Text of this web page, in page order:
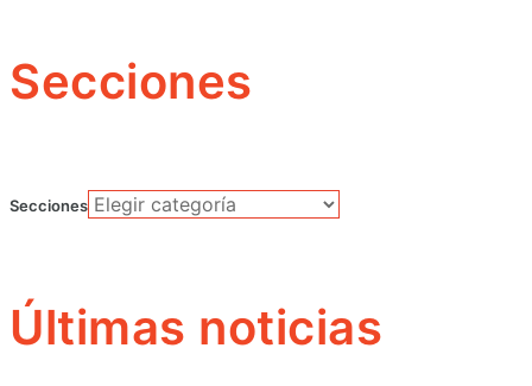
Secciones
Secciones
Últimas noticias